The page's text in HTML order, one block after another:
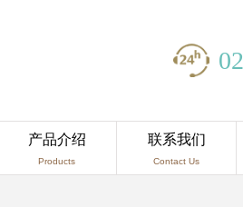
产品介绍
Products
联系我们
Contact Us